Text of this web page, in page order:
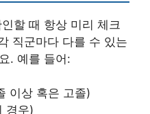
할 때 항상 미리 체크
직군마다 다를 수 있는
. 예를 들어:
이상 혹은 고졸)
경우)